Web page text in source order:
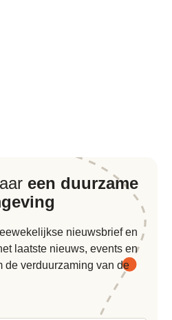
een duurzame
nieuwsbrief en
laatste nieuws, events en
de verduurzaming van de